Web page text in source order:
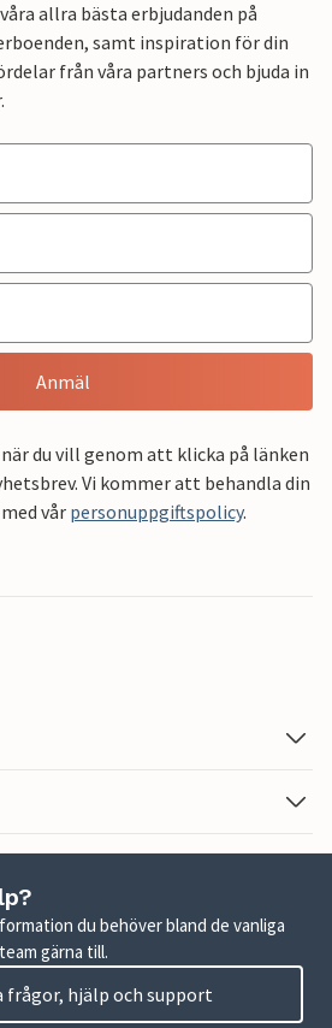
allra bästa erbjudanden på
samt inspiration för din
från våra partners och bjuda in
Anmäl
du vill genom att klicka på länken
Vi kommer att behandla din
vårpersonuppgiftspolicy.
du behöver bland de vanliga
gärna till.
frågor, hjälp och support